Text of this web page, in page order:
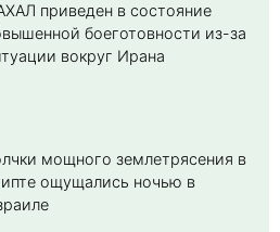
приведен в состояние
боеготовности из-за
вокруг Ирана
мощного землетрясения в
ощущались ночью в